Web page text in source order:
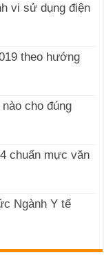
vi sử dụng điện
theo hướng
cho đúng
chuẩn mực văn
Ngành Y tế